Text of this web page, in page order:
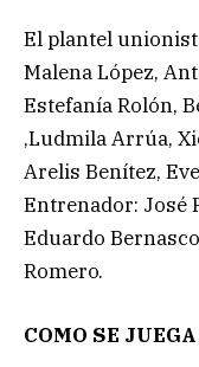
El plantel
Malena López,
Estefanía Rolón,
,Ludmila Arrúa,
Arelis Benítez,
Entrenador: José
Eduardo
Romero.
COMO SE JUEGA